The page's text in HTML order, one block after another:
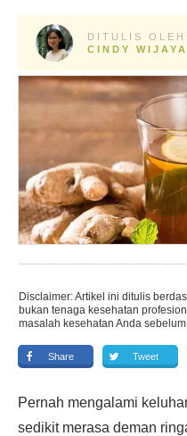
DITULIS OLEH:
CINDY WIJAYA
Disclaimer: Artikel ini ditulis
bukan tenaga kesehatan
masalah kesehatan Anda
Share Tweet
Pernah mengalami
sedikit merasa deman